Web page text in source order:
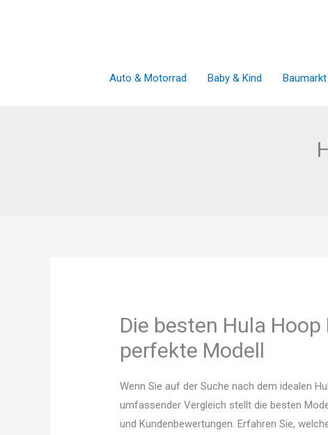
Auto & Motorrad Baby & Kind Baumarkt
Die besten Hula
perfekte Modell
Wenn Sie auf der Suche nach dem idealen
umfassender Vergleich stellt die besten
und Kundenbewertungen. Erfahren Sie,